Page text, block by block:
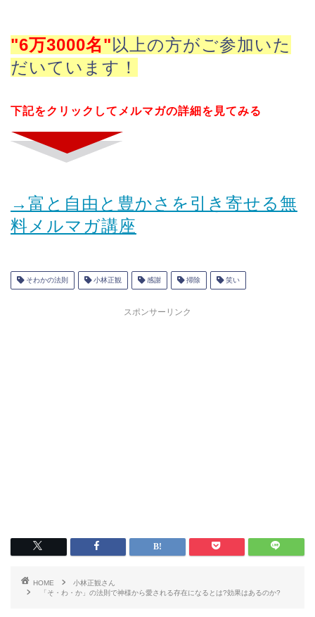
"6万3000名" 以上の方がご参加いた
だいています！
下記をクリックしてメルマガの詳細を見てみる
→富と自由と豊かさを引き寄せる無
料メルマガ講座
そわかの法則 小林正観 感謝 掃除 笑い
スポンサーリンク
HOME
小林正観さん
「そ・わ・か」の法則で神様から愛される存在になるとは?効果はあるのか?